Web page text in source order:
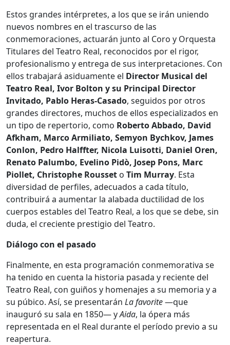
Estos grandes intérpretes, a los que se irán uniendo
nuevos nombres en el trascurso de las
conmemoraciones, actuarán junto al Coro y Orquesta
Titulares del Teatro Real, reconocidos por el rigor,
profesionalismo y entrega de sus interpretaciones. Con
ellos trabajará asiduamente el Director Musical del
Teatro Real, Ivor Bolton y su Principal Director
Invitado, Pablo Heras-Casado, seguidos por otros
grandes directores, muchos de ellos especializados en
un tipo de repertorio, como Roberto Abbado, David
Afkham, Marco Armiliato, Semyon Bychkov, James
Conlon, Pedro Halffter, Nicola Luisotti, Daniel Oren,
Renato Palumbo, Evelino Pidò, Josep Pons, Marc
Piollet, Christophe Rousset o Tim Murray. Esta
diversidad de perfiles, adecuados a cada título,
contribuirá a aumentar la alabada ductilidad de los
cuerpos estables del Teatro Real, a los que se debe, sin
duda, el creciente prestigio del Teatro.
Diálogo con el pasado
Finalmente, en esta programación conmemorativa se
ha tenido en cuenta la historia pasada y reciente del
Teatro Real, con guiños y homenajes a su memoria y a
su púbico. Así, se presentarán La favorite—que
inauguró su sala en 1850— yAida, la ópera más
representada en el Real durante el período previo a su
reapertura.